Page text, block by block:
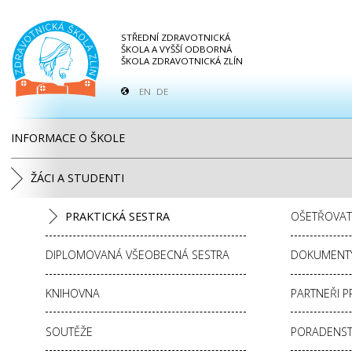
STŘEDNÍ ZDRAVOTNICKÁ
ŠKOLA A VYŠŠÍ ODBORNÁ
ŠKOLA ZDRAVOTNICKÁ ZLÍN
EN DE
INFORMACE O ŠKOLE
ŽÁCI A STUDENTI
PRAKTICKÁ SESTRA
DIPLOMOVANÁ VŠEOBECNÁ SESTRA
KNIHOVNA PARTNEŘI
SOUTĚŽE